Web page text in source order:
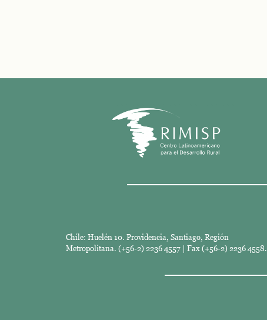
Chile: Huelén 10. Providencia, Santiago, Región
Metropolitana. (+56-2) 2236 4557 | Fax (+56-2) 2236 4558.